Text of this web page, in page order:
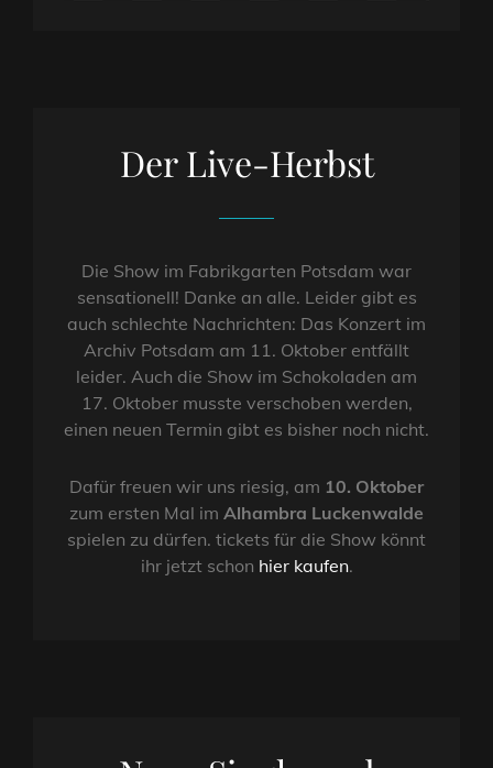
Der Live-Herbst
Die Show im Fabrikgarten Potsdam war
sensationell! Danke an alle. Leider gibt es
auch schlechte Nachrichten: Das Konzert im
Archiv Potsdam am 11. Oktober entfällt
leider. Auch die Show im Schokoladen am
17. Oktober musste verschoben werden,
einen neuen Termin gibt es bisher noch nicht.
Dafür freuen wir uns riesig, am 10. Oktober
zum ersten Mal im Alhambra Luckenwalde
spielen zu dürfen. tickets für die Show könnt
ihr jetzt schon hier kaufen.